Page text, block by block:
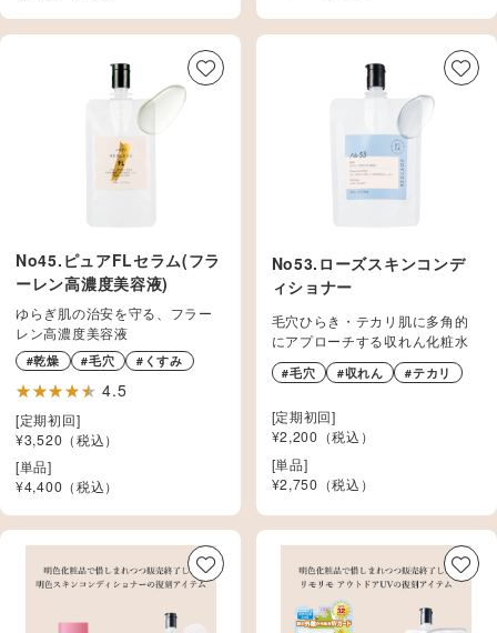
No45.ピュアFLセラム(フラ
ーレン高濃度美容液)
ゆらぎ肌の治安を守る、フラー
レン高濃度美容液
#乾燥 #毛穴 #くすみ
4.5
[定期初回]
¥3,520（税込）
[単品]
¥4,400 （税込）
No53.ローズスキンコンデ
ィショナー
毛穴ひらき・テカリ肌に多角的
にアプローチする収れん化粧水
#毛穴 #収れん #テカリ
[定期初回]
¥2,200（税込）
[単品]
¥2,750 （税込）